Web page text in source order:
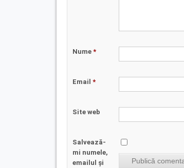
Nume *
Email *
Site web
Salvează-
mi numele,
emailul și